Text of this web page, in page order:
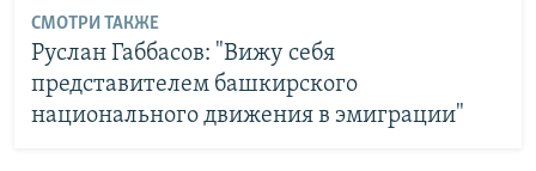
СМОТРИ ТАКЖЕ
Руслан Габбасов: "Вижу себя
представителем башкирского
национального движения в эмиграции"